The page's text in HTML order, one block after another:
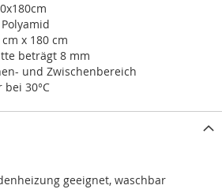
x 180 cm
beträgt 8 mm
und Zwischenbereich
30°C
geeignet, waschbar